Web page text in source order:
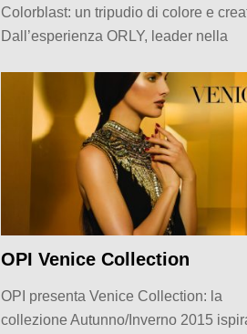
Colorblast: un tripudio di colore e
Dall’esperienza ORLY, leader nella
OPI Venice Collection
OPI presenta Venice Collection: la
collezione Autunno/Inverno 2015